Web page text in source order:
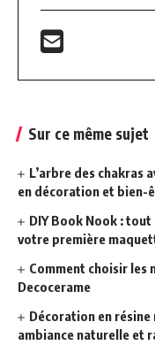
Sur ce même sujet
L’arbre des chakras
en décoration et bien-
DIY Book Nook :
votre première
Comment choisir les
Decocerame
Décoration en résine
ambiance naturelle et